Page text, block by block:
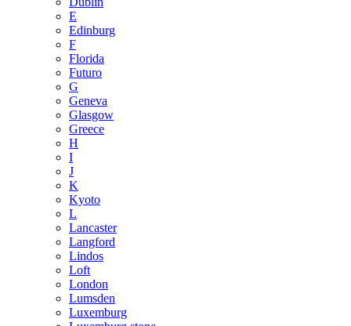
E
Edinburg
F
Florida
Futuro
G
Geneva
Glasgow
Greece
H
I
J
K
Kyoto
L
Lancaster
Langford
Lindos
Loft
London
Lumsden
Luxemburg